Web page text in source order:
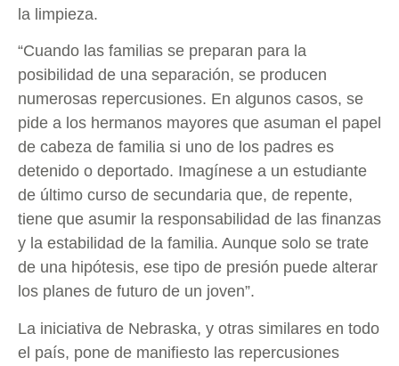
la limpieza.
“Cuando las familias se preparan para la
posibilidad de una separación, se producen
numerosas repercusiones. En algunos casos, se
pide a los hermanos mayores que asuman el papel
de cabeza de familia si uno de los padres es
detenido o deportado. Imagínese a un estudiante
de último curso de secundaria que, de repente,
tiene que asumir la responsabilidad de las finanzas
y la estabilidad de la familia. Aunque solo se trate
de una hipótesis, ese tipo de presión puede alterar
los planes de futuro de un joven”.
La iniciativa de Nebraska, y otras similares en todo
el país, pone de manifiesto las repercusiones